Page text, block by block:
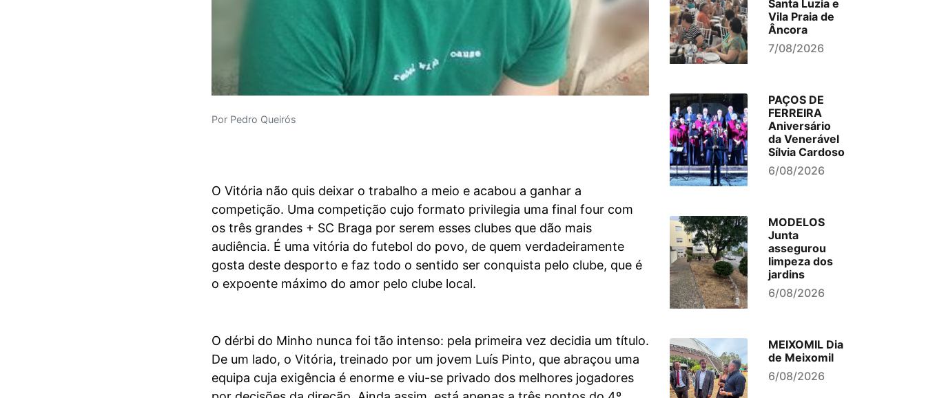
Por Pedro Queirós
O Vitória não quis deixar o trabalho a meio e acabou a ganhar a
competição. Uma competição cujo formato privilegia uma final four com
os três grandes + SC Braga por serem esses clubes que dão mais
audiência. É uma vitória do futebol do povo, de quem verdadeiramente
gosta deste desporto e faz todo o sentido ser conquista pelo clube, que é
o expoente máximo do amor pelo clube local.
O dérbi do Minho nunca foi tão intenso: pela primeira vez decidia um título.
De um lado, o Vitória, treinado por um jovem Luís Pinto, que abraçou uma
equipa cuja exigência é enorme e viu-se privado dos melhores jogadores
Santa Luzia e
Vila Praia de
Âncora
7/08/2026
PAÇOS DE
FERREIRA
Aniversário
da Venerável
Sílvia Cardoso
6/08/2026
MODELOS
Junta
assegurou
limpeza dos
jardins
6/08/2026
MEIXOMIL Dia
de Meixomil
6/08/2026